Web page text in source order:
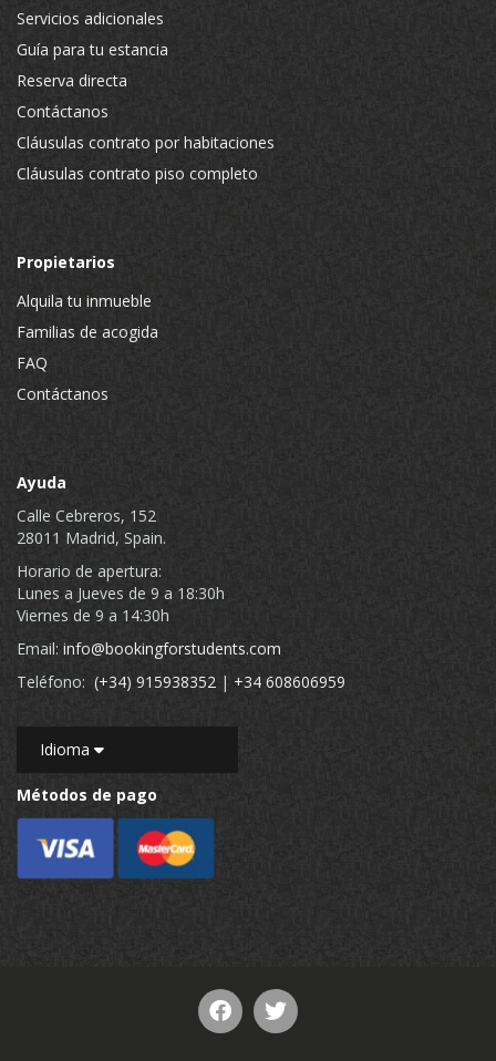
Servicios adicionales
Guía para tu estancia
Reserva directa
Contáctanos
Cláusulas contrato por habitaciones
Cláusulas contrato piso completo
Propietarios
Alquila tu inmueble
Familias de acogida
FAQ
Contáctanos
Ayuda
Calle Cebreros, 152
28011 Madrid, Spain.
Horario de apertura:
Lunes a Jueves de 9 a 18:30h
Viernes de 9 a 14:30h
Email: info@bookingforstudents.com
Teléfono: (+34) 915938352 | +34 608606959
Idioma
Métodos de pago